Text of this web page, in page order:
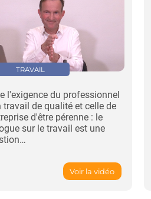
TRAVAIL
l'exigence du professionnel
travail de qualité et celle de
d'être pérenne : le
sur le travail est une
Voir la vidéo